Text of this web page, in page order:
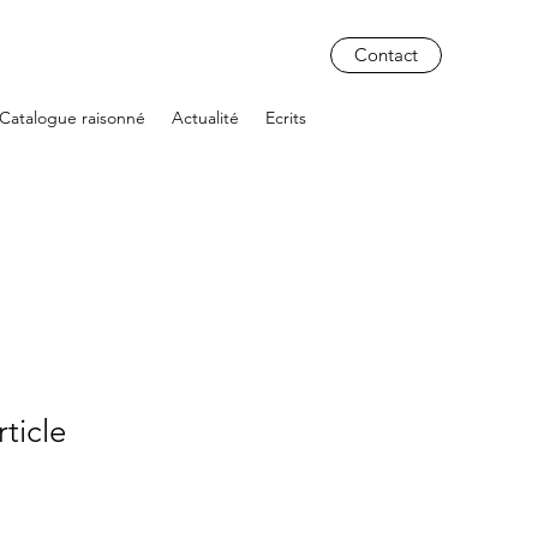
Contact
Catalogue raisonné Actualité Ecrits